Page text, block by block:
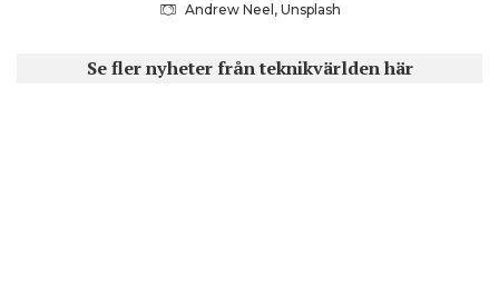
Andrew Neel, Unsplash
Se fler nyheter från teknikvärlden här